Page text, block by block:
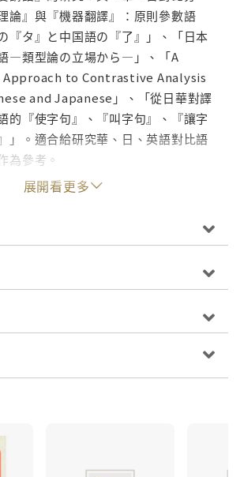
論』與『機器翻譯』：原則參數語
『タ』と中国語の『了』」、「日本
—類型論の立場から—」、「A
to Contrastive Analysis
and Japanese」、「從日華對譯
的『使字句』、『叫字句』、『讓字
」。適合給研究華、日、英語對比語
為參考。
展開看更多